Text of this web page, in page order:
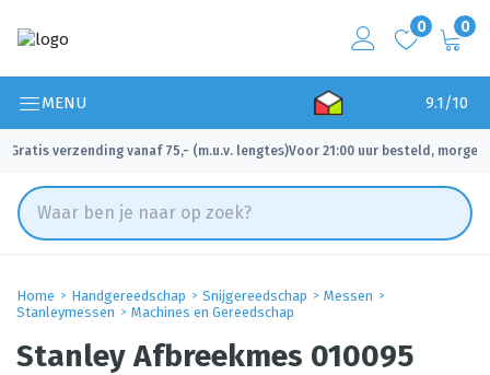
0 0
MENU 9.1/10
Gratis verzending vanaf 75,- (m.u.v. lengtes)
✓ Voor 21:00 uur besteld, morgen
Home Handgereedschap Snijgereedschap
Messen
Stanleymessen
Machines en Gereedschap
Stanley Afbreekmes 010095